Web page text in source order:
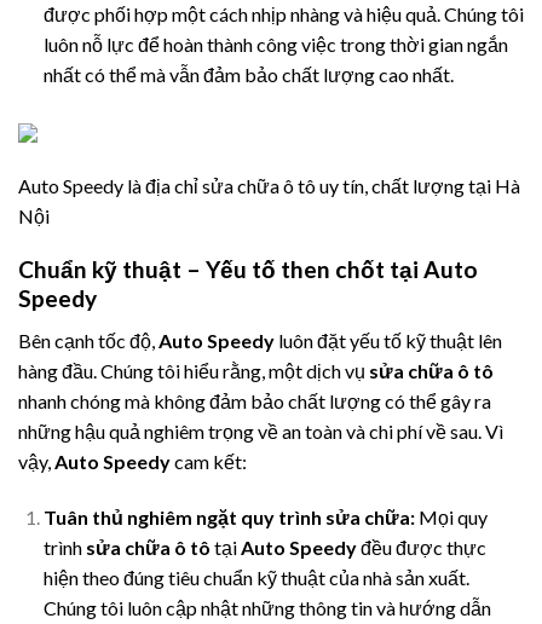
được phối hợp một cách nhịp nhàng và hiệu quả. Chúng tôi
luôn nỗ lực để hoàn thành công việc trong thời gian ngắn
nhất có thể mà vẫn đảm bảo chất lượng cao nhất.
Auto Speedy là địa chỉ sửa chữa ô tô uy tín, chất lượng tại Hà
Nội
Chuẩn kỹ thuật – Yếu tố then chốt tại Auto
Speedy
Bên cạnh tốc độ,Auto Speedy luôn đặt yếu tố kỹ thuật lên
hàng đầu. Chúng tôi hiểu rằng, một dịch vụ sửa chữa ô tô
nhanh chóng mà không đảm bảo chất lượng có thể gây ra
những hậu quả nghiêm trọng về an toàn và chi phí về sau. Vì
vậy,Auto Speedycam kết:
Tuân thủ nghiêm ngặt quy trình sửa chữa:Mọi quy
trình sửa chữa ô tô tại Auto Speedyđều được thực
hiện theo đúng tiêu chuẩn kỹ thuật của nhà sản xuất.
Chúng tôi luôn cập nhật những thông tin và hướng dẫn